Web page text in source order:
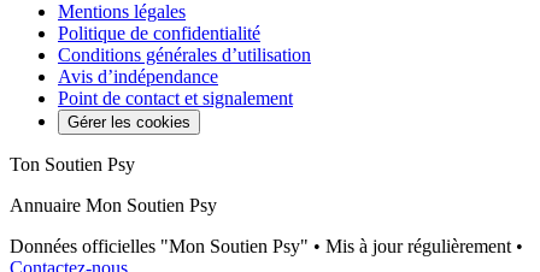
Mentions légales
Politique de confidentialité
Conditions générales d’utilisation
Avis d’indépendance
Point de contact et signalement
Gérer les cookies
Ton Soutien Psy
Annuaire Mon Soutien Psy
Données officielles "Mon Soutien Psy" • Mis à jour régulièrement •